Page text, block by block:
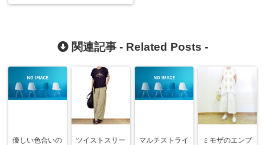
関連記事 - Related Posts -
優しい色合いの
ツイストスリー
マルチストライ
ミモザのエンブ